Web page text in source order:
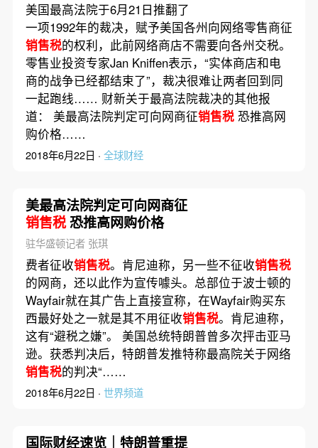
美国最高法院于6月21日推翻了
一项1992年的裁决，赋予美国各州向网络零售商征
销售税的权利，此前网络商店不需要向各州交税。
零售业投资专家Jan Kniffen表示，“实体商店和电
商的战争已经都结束了”，裁决很难让两者回到同
一起跑线…… 财新关于最高法院裁决的其他报
道： 美最高法院判定可向网商征销售税恐推高网
购价格……
2018年6月22日 · 全球财经
美最高法院判定可向网商征
销售税恐推高网购价格
驻华盛顿记者 张琪
费者征收销售税。肯尼迪称，另一些不征收销售税
的网商，还以此作为宣传噱头。总部位于波士顿的
Wayfair就在其广告上直接宣称，在Wayfair购买东
西最好处之一就是其不用征收销售税。肯尼迪称，
这有“避税之嫌”。 美国总统特朗普曾多次抨击亚马
逊。获悉判决后，特朗普发推特称最高院关于网络
销售税的判决“……
2018年6月22日 · 世界频道
国际财经速览｜特朗普重提